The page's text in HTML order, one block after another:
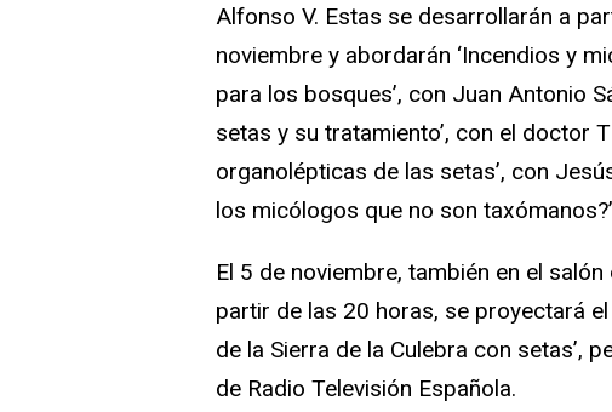
Alfonso V. Estas se desarrollarán a
noviembre y abordarán ‘Incendios y
para los bosques’, con Juan Antonio
setas y su tratamiento’, con el doctor
organolépticas de las setas’, con
los micólogos que no son
El 5 de noviembre, también en el
partir de las 20 horas, se proyectará
de la Sierra de la Culebra con setas’,
de Radio Televisión Española.